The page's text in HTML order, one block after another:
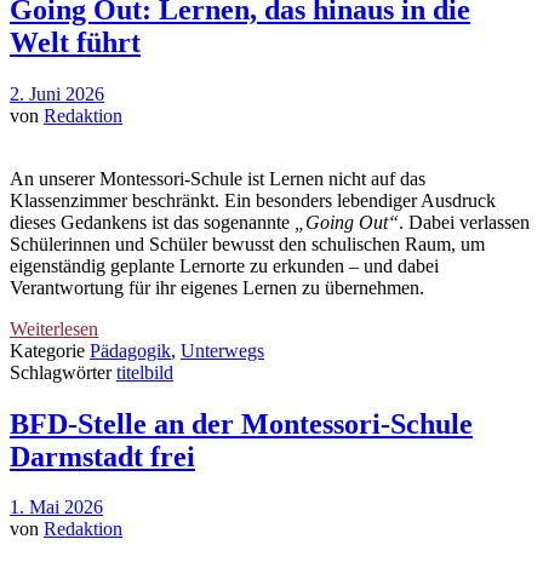
Going Out: Lernen, das hinaus in die
Welt führt
2. Juni 2026
von Redaktion
An unserer Montessori-Schule ist Lernen nicht auf das
Klassenzimmer beschränkt. Ein besonders lebendiger Ausdruck
dieses Gedankens ist das sogenannte
„Going Out“. Dabei verlassen
Schülerinnen und Schüler bewusst den schulischen Raum, um
eigenständig geplante Lernorte zu erkunden – und dabei
Verantwortung für ihr eigenes Lernen zu übernehmen.
Weiterlesen
Kategorie Pädagogik, Unterwegs
Schlagwörtertitelbild
BFD-Stelle an der Montessori-Schule
Darmstadt frei
1. Mai 2026
von Redaktion